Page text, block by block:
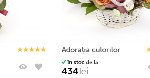
adorația culorilor
în stoc de la
434lei